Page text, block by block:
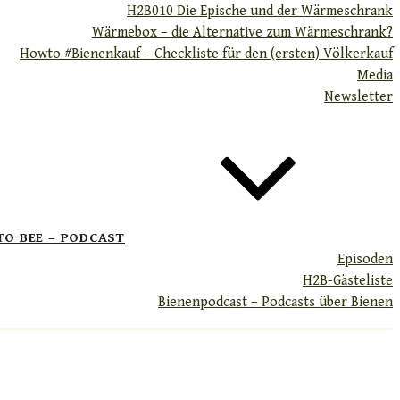
H2B010 Die Epische und der Wärmeschrank
Wärmebox – die Alternative zum Wärmeschrank?
Howto #Bienenkauf – Checkliste für den (ersten) Völkerkauf
Media
Newsletter
BEE – PODCAST
Episoden
H2B-Gästeliste
Bienenpodcast – Podcasts über Bienen